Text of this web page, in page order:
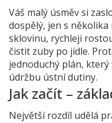
Váš malý úsměv si
dospělý, jen s
sklovinu, rychleji
čistit zuby po jídle.
jednoduchý plán,
údržbu ústní dutiny.
Jak začít –
Největší rozdíl udělá